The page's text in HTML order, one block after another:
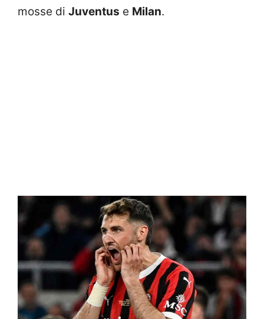
mosse di Juventus e Milan.